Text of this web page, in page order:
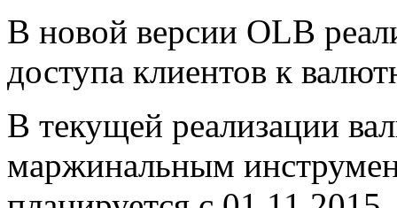
В новой версии OLB
доступа клиентов к
В текущей реализации
маржинальным